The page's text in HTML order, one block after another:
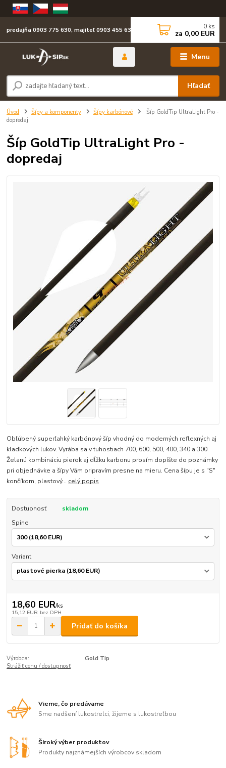
Menu
Hľadať
predajňa 0903 775 630, majiteľ 0903 455 630 0 ks
za 0,00 EUR
Úvod Šípy a komponenty Šípy karbónové
Šíp GoldTip UltraLight Pro -
dopredaj
Šíp GoldTip UltraLight Pro -
dopredaj
Obľúbený superľahký karbónový šíp vhodný do moderných reflexných aj
kladkových lukov. Vyrába sa v tuhostiach 700, 600, 500, 400, 340 a 300.
Želanú kombináciu pierok aj dĺžku karbonu prosím dopíšte do poznámky
pri objednávke a šípy Vám pripravím presne na mieru. Cena šípu je s "S"
končíkom, plastový... celý popis
Dostupnosť
skladom
Spine
Variant
18,60 EUR/ks
15,12 EUR bez DPH
Pridať do košíka
Výrobca:
Gold Tip
Strážiť cenu / dostupnosť
Vieme, čo predávame
Sme nadšení lukostrelci, žijeme s lukostreľbou
Široký výber produktov
Produkty najznámejších výrobcov skladom